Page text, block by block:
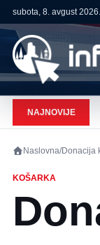
subota, 8. avgust 2026.
NAJNOVIJE
Naslovna/Donacija
KOŠARKA